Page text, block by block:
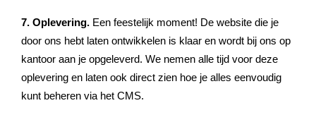
7. Oplevering. Een feestelijk moment! De website die je
door ons hebt laten ontwikkelen is klaar en wordt bij ons op
kantoor aan je opgeleverd. We nemen alle tijd voor deze
oplevering en laten ook direct zien hoe je alles eenvoudig
kunt beheren via het CMS.